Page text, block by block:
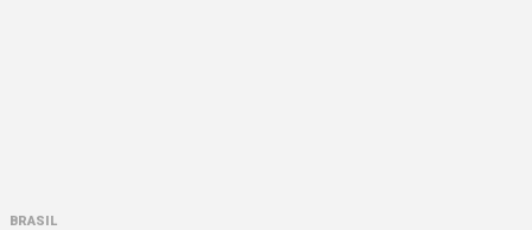
BRASIL